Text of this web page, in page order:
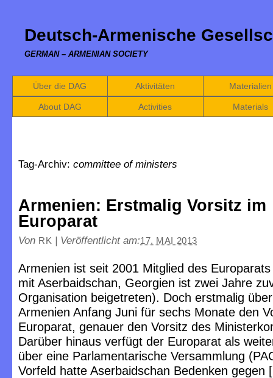
Deutsch-Armenische
GERMAN – ARMENIAN SOCIETY
Über die DAG Aktivitäten Materialien
About DAG Activities Materials
Tag-Archiv: committee of ministers
Armenien: Erstmalig Vorsitz im
Europarat
Von RK | Veröffentlicht am:17. MAI 2013
Armenien ist seit 2001 Mitglied des
mit Aserbaidschan, Georgien ist zwei Jahre
Organisation beigetreten). Doch erstmalig
Armenien Anfang Juni für sechs Monate den
Europarat, genauer den Vorsitz des
Darüber hinaus verfügt der Europarat als
über eine Parlamentarische Versammlung
Vorfeld hatte Aserbaidschan Bedenken